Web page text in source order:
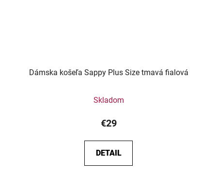
Dámska košeľa Sappy Plus Size tmavá fialová
Skladom
€29
DETAIL